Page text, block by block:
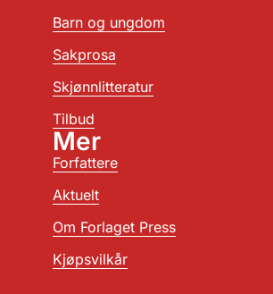
Barn og ungdom
Sakprosa
Skjønnlitteratur
Tilbud
Mer
Forfattere
Aktuelt
Om Forlaget Press
Kjøpsvilkår